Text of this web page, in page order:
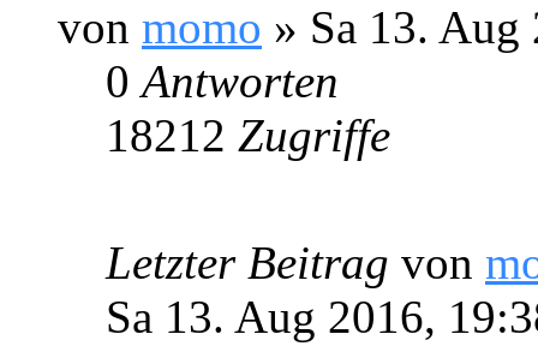
von momo » Sa 13.
0Antworten
18212 Zugriffe
Letzter Beitrag von
Sa 13. Aug 2016,